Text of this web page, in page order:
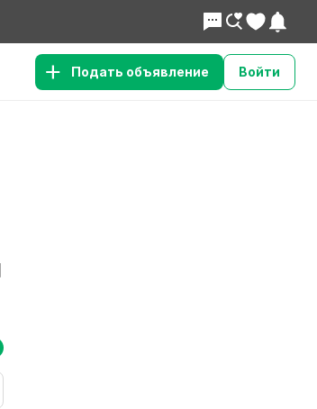
Подать объявление Войти